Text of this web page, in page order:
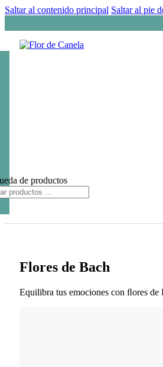
Saltar al contenido principal Saltar al pie
de productos
Flores de Bach
Equilibra tus emociones con ﬂores de